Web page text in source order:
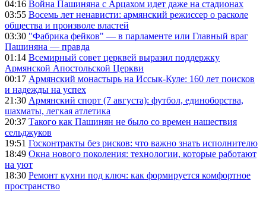
04:16 Война Пашиняна с Арцахом идет даже на стадионах
03:55 Восемь лет ненависти: армянский режиссер о расколе
общества и произволе властей
03:30 "Фабрика фейков" — в парламенте или Главный враг
Пашиняна — правда
01:14 Всемирный совет церквей выразил поддержку
Армянской Апостольской Церкви
00:17 Армянский монастырь на Иссык-Куле: 160 лет поисков
и надежды на успех
21:30 Армянский спорт (7 августа): футбол, единоборства,
шахматы, легкая атлетика
20:37 Такого как Пашинян не было со времен нашествия
сельджуков
19:51 Госконтракты без рисков: что важно знать исполнителю
18:49 Окна нового поколения: технологии, которые работают
на уют
18:30 Ремонт кухни под ключ: как формируется комфортное
пространство